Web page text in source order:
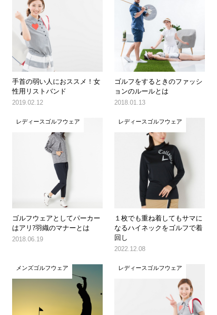
手首の弱い人におススメ！女
性用リストバンド
2019.02.12
ゴルフをするときのファッシ
ョンのルールとは
2018.01.13
レディースゴルフウェア
ゴルフウェアとしてパーカー
はアリ?羽織のマナーとは
2018.06.19
レディースゴルフウェア
１枚でも重ね着してもサマに
なるハイネックをゴルフで着
回し
2022.12.08
メンズゴルフウェア レディースゴルフウェア